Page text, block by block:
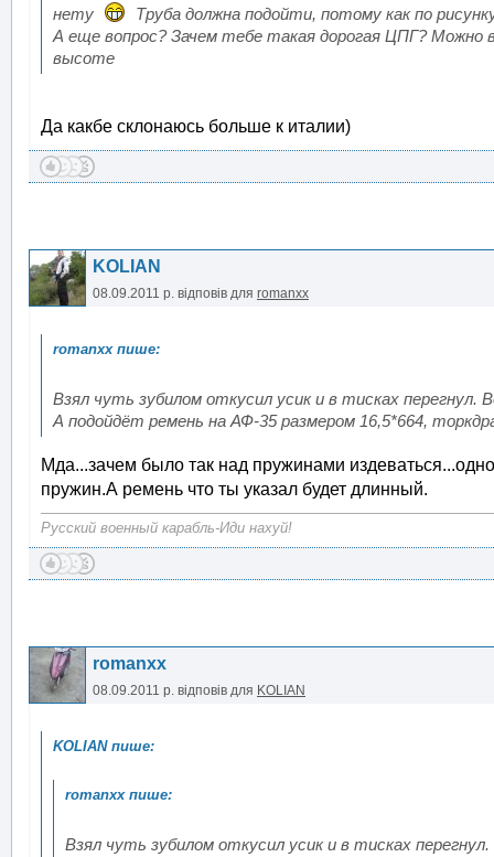
нету
Труба должна подойти, потому как по
А еще вопрос? Зачем тебе такая дорогая ЦПГ? Можно
высоте
Да какбе склонаюсь больше к италии)
KOLIAN
08.09.2011 р. відповів для romanxx
Взял чуть зубилом откусил усик и в тисках
А подойдёт ремень на АФ-35 размером 16,5*664,
Мда...зачем было так над пружинами
пружин.А ремень что ты указал будет длинный.
Русский военный карабль-Иди нахуй!
romanxx
08.09.2011 р. відповів для KOLIAN
Взял чуть зубилом откусил усик и в тисках